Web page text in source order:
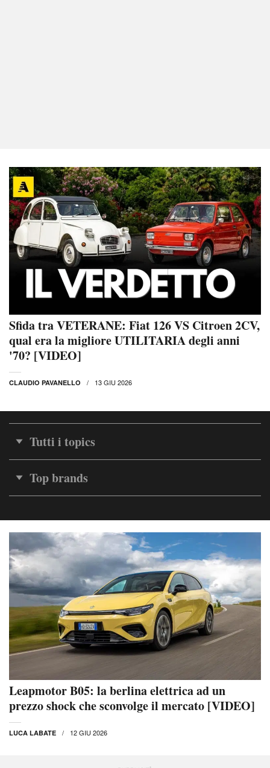
Sfida tra VETERANE: Fiat 126 VS Citroen 2CV,
qual era la migliore UTILITARIA degli anni
'70? [VIDEO]
CLAUDIO PAVANELLO 13 GIU 2026
Tutti i topics
Top brands
Leapmotor B05: la berlina elettrica ad un
prezzo shock che sconvolge il mercato [VIDEO]
LUCA LABATE 12 GIU 2026